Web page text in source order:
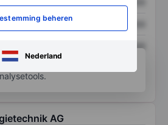
beheren
Nederland
XXXXXXX
XXXXXXX
om toegang te krijgen tot
AG